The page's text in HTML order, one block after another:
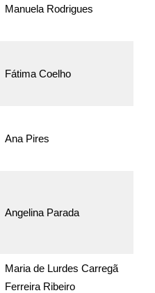
Manuela Rodrigues
Fátima Coelho
Ana Pires
Angelina Parada
Maria de Lurdes Carregã
Ferreira Ribeiro